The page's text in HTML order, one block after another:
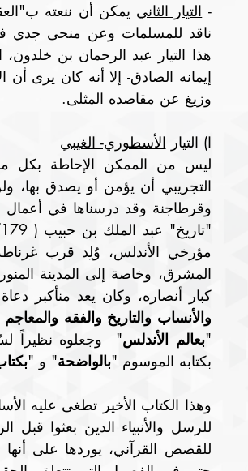
- التيار الثاني
وزيغ عن مقاصده المثلى.
ا) التيار الأسطوري- الغيبي
كبار أنصاره، وكان يعد منأكبر
والأنساب والتاريخ والفقه
"بعالم الأندلس
بكتابه الموسوم "بالواضحة" و "